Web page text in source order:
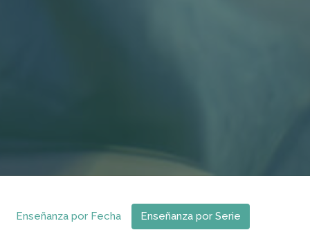
Enseñanza por Fecha Enseñanza por Serie